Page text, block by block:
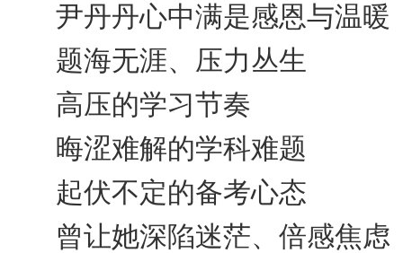
尹丹丹心中满是感恩与温暖
题海无涯、压力丛生
高压的学习节奏
晦涩难解的学科难题
起伏不定的备考心态
曾让她深陷迷茫、倍感焦虑